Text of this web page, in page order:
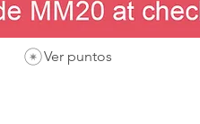
Ver puntos